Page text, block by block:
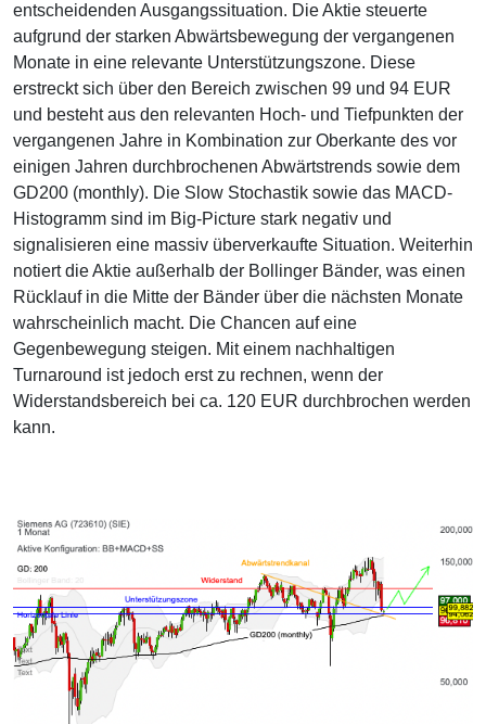
entscheidenden Ausgangssituation. Die Aktie steuerte
aufgrund der starken Abwärtsbewegung der vergangenen
Monate in eine relevante Unterstützungszone. Diese
erstreckt sich über den Bereich zwischen 99 und 94 EUR
und besteht aus den relevanten Hoch- und Tiefpunkten der
vergangenen Jahre in Kombination zur Oberkante des vor
einigen Jahren durchbrochenen Abwärtstrends sowie dem
GD200 (monthly). Die Slow Stochastik sowie das MACD-
Histogramm sind im Big-Picture stark negativ und
signalisieren eine massiv überverkaufte Situation. Weiterhin
notiert die Aktie außerhalb der Bollinger Bänder, was einen
Rücklauf in die Mitte der Bänder über die nächsten Monate
wahrscheinlich macht. Die Chancen auf eine
Gegenbewegung steigen. Mit einem nachhaltigen
Turnaround ist jedoch erst zu rechnen, wenn der
Widerstandsbereich bei ca. 120 EUR durchbrochen werden
kann.